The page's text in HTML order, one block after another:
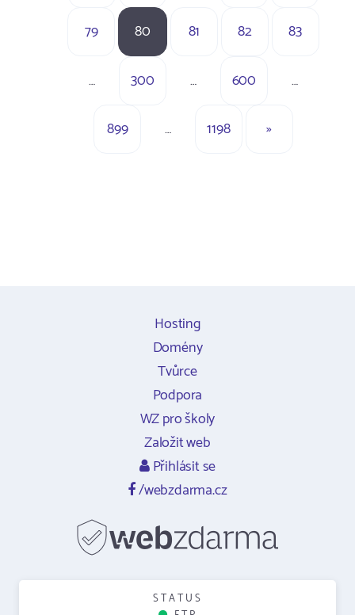
79 80 81 82 83
… 300 … 600 …
899 … 1198 »
Hosting
Domény
Tvůrce
Podpora
WZ pro školy
Založit web
Přihlásit se
/webzdarma.cz
STATUS